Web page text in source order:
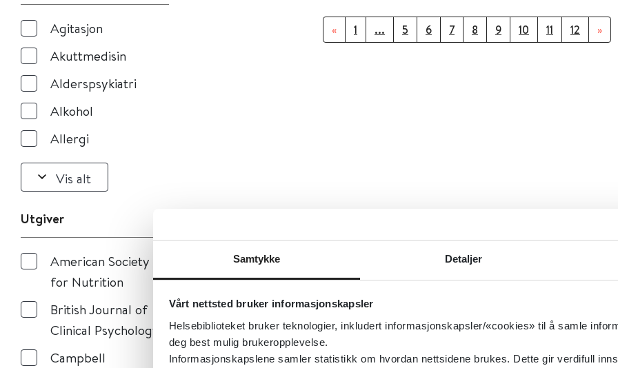
Samtykke Detaljer
Vårt nettsted bruker informasjonskapsler
Helsebiblioteket bruker teknologier, inkludert informasjonskapsler/«cookies» til å samle
deg best mulig brukeropplevelse.
Informasjonskapslene samler statistikk om hvordan nettsidene brukes. Dette gir verdifull
Agitasjon
Akuttmedisin
Alderspsykiatri
Alkohol
Allergi
Vis alt
Utgiver
American Society
for Nutrition
British Journal of
Clinical Psychology
Campbell
« 1 ... 5 6 7 8 9 10 11 12 »